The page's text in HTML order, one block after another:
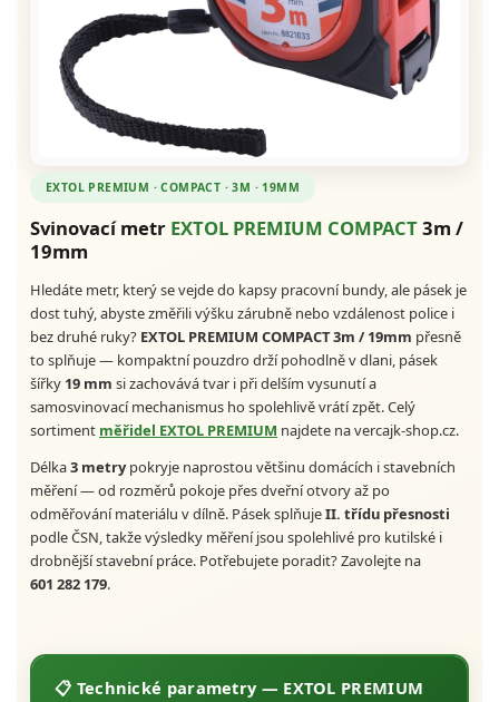
EXTOL PREMIUM · COMPACT · 3M · 19MM
Svinovací metr EXTOL PREMIUM COMPACT3m /
19mm
Hledáte metr, který se vejde do kapsy pracovní bundy, ale pásek je
dost tuhý, abyste změřili výšku zárubně nebo vzdálenost police i
bez druhé ruky? EXTOL PREMIUM COMPACT 3m / 19mm přesně
to splňuje — kompaktní pouzdro drží pohodlně v dlani, pásek
šířky 19 mm si zachovává tvar i při delším vysunutí a
samosvinovací mechanismus ho spolehlivě vrátí zpět. Celý
sortiment měřidel EXTOL PREMIUM najdete na vercajk-shop.cz.
Délka3 metrypokryje naprostou většinu domácích i stavebních
měření — od rozměrů pokoje přes dveřní otvory až po
odměřování materiálu v dílně. Pásek splňujeII. třídu přesnosti
podle ČSN, takže výsledky měření jsou spolehlivé pro kutilské i
drobnější stavební práce. Potřebujete poradit? Zavolejte na
601 282 179.
📋 Technické parametry — EXTOL PREMIUM